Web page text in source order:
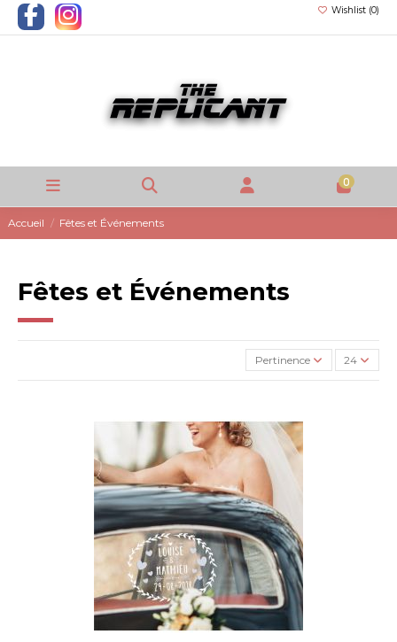
Wishlist (0)
0
Accueil Fêtes et Événements
Fêtes et Événements
Pertinence 24